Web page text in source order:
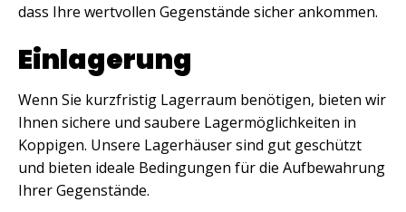
dass Ihre wertvollen Gegenstände sicher ankommen.
Einlagerung
Wenn Sie kurzfristig Lagerraum benötigen, bieten wir
Ihnen sichere und saubere Lagermöglichkeiten in
Koppigen. Unsere Lagerhäuser sind gut geschützt
und bieten ideale Bedingungen für die Aufbewahrung
Ihrer Gegenstände.